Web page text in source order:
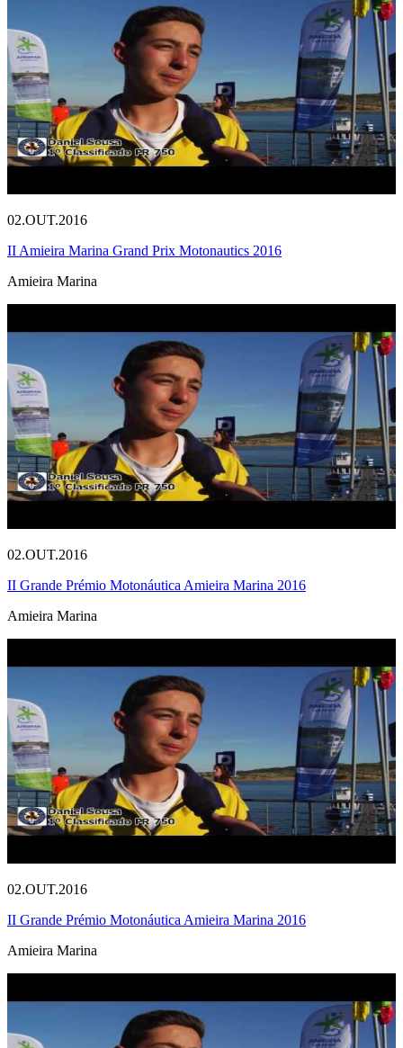
02.OUT.2016
II Amieira Marina Grand Prix Motonautics 2016
Amieira Marina
02.OUT.2016
II Grande Prémio Motonáutica Amieira Marina 2016
Amieira Marina
02.OUT.2016
II Grande Prémio Motonáutica Amieira Marina 2016
Amieira Marina